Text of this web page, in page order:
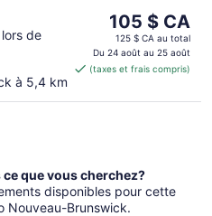
de
à 5,4 km
Le
prix
est
de 105 $ CA
105 $ CA
125 $ CA au total
Du 24 août au 25 août
(taxes et frais compris)
que vous cherchez?
disponibles pour cette
Nouveau-Brunswick.